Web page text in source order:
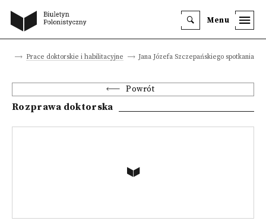
Menu
Prace doktorskie i habilitacyjne Jana Józefa Szczepańskiego spotkania z
Powrót
Rozprawa doktorska